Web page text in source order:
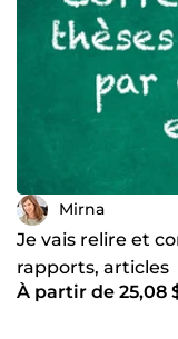
Mirna
Je vais relire et
rapports, articles
À partir de 25,08